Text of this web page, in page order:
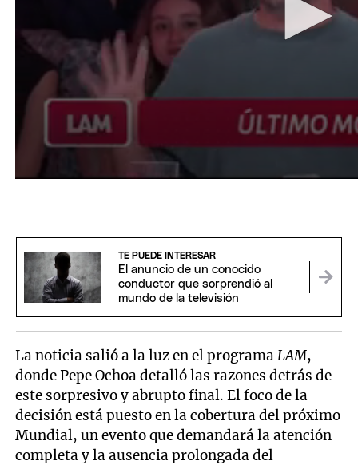
TE PUEDE INTERESAR
El anuncio de un conocido
conductor que sorprendió al
mundo de la televisión
La noticia salió a la luz en el programaLAM,
donde Pepe Ochoa detalló las razones detrás de
este sorpresivo y abrupto final. El foco de la
decisión está puesto en la cobertura del próximo
Mundial, un evento que demandará la atención
completa y la ausencia prolongada del